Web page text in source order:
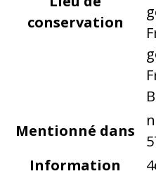
conservation
Mentionné dans
Information